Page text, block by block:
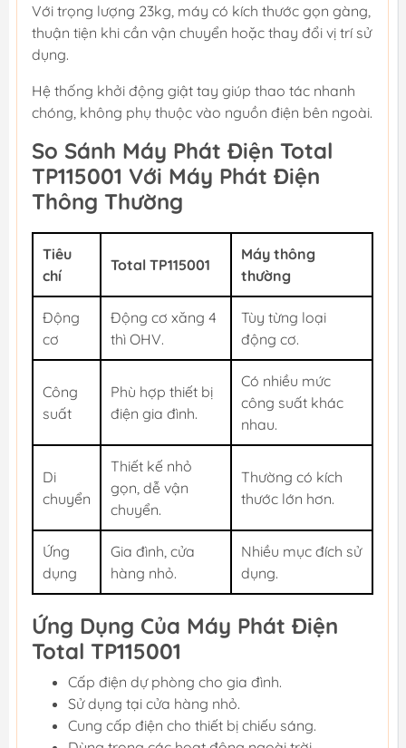
Với trọng lượng 23kg, máy có kích thước gọn gàng,
thuận tiện khi cần vận chuyển hoặc thay đổi vị trí sử
dụng.
Hệ thống khởi động giật tay giúp thao tác nhanh
chóng, không phụ thuộc vào nguồn điện bên ngoài.
So Sánh Máy Phát Điện Total
TP115001 Với Máy Phát Điện
Thông Thường
Tiêu
chí
Total TP115001
Máy thông
thường
Động
cơ
Động cơ xăng 4
thì OHV.
Tùy từng loại
động cơ.
Công
suất
Phù hợp thiết bị
điện gia đình.
Có nhiều mức
công suất khác
nhau.
Di
chuyển
Thiết kế nhỏ
gọn, dễ vận
chuyển.
Thường có kích
thước lớn hơn.
Ứng
dụng
Gia đình, cửa
hàng nhỏ.
Nhiều mục đích sử
dụng.
Ứng Dụng Của Máy Phát Điện
Total TP115001
Cấp điện dự phòng cho gia đình.
Sử dụng tại cửa hàng nhỏ.
Cung cấp điện cho thiết bị chiếu sáng.